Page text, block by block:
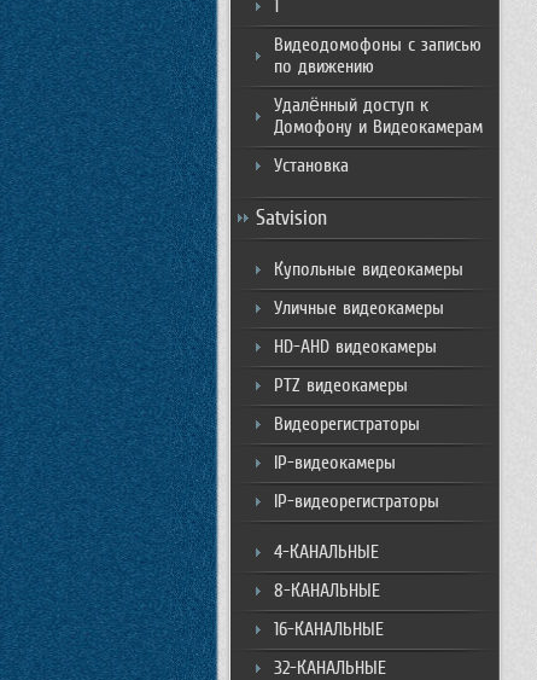
1
Видеодомофоны с записью
по движению
Удалённый доступ к
Домофону и Видеокамерам
Установка
Satvision
Купольные видеокамеры
Уличные видеокамеры
HD-AHD видеокамеры
PTZ видеокамеры
Видеорегистраторы
IP-видеокамеры
IP-видеорегистраторы
4-КАНАЛЬНЫЕ
8-КАНАЛЬНЫЕ
16-КАНАЛЬНЫЕ
32-КАНАЛЬНЫЕ